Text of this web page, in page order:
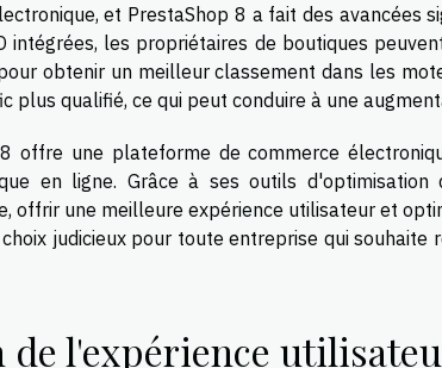
et PrestaShop 8 a fait des avancées
intégrées, les propriétaires de boutiques
obtenir un meilleur classement dans les
plus qualifié, ce qui peut conduire à une
offre une plateforme de commerce
en ligne. Grâce à ses outils
offrir une meilleure expérience utilisateur et
judicieux pour toute entreprise qui souhaite
l'expérience